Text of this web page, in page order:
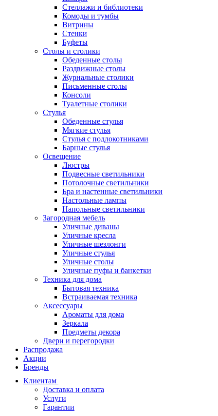
Стеллажи и библиотеки
Комоды и тумбы
Витрины
Стенки
Буфеты
Столы и столики
Обеденные столы
Раздвижные столы
Журнальные столики
Письменные столы
Консоли
Туалетные столики
Стулья
Обеденные стулья
Мягкие стулья
Стулья с подлокотниками
Барные стулья
Освещение
Люстры
Подвесные светильники
Потолочные светильники
Бра и настенные светильники
Настольные лампы
Напольные светильники
Загородная мебель
Уличные диваны
Уличные кресла
Уличные шезлонги
Уличные стулья
Уличные столы
Уличные пуфы и банкетки
Техника для дома
Бытовая техника
Встраиваемая техника
Аксессуары
Ароматы для дома
Зеркала
Предметы декора
Двери и перегородки
Распродажа
Акции
Бренды
Клиентам
Доставка и оплата
Услуги
Гарантии